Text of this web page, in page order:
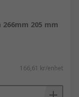
205 mm
166,61 kr/enhet